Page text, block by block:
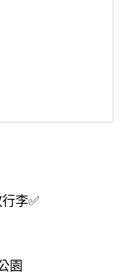
李✅
園